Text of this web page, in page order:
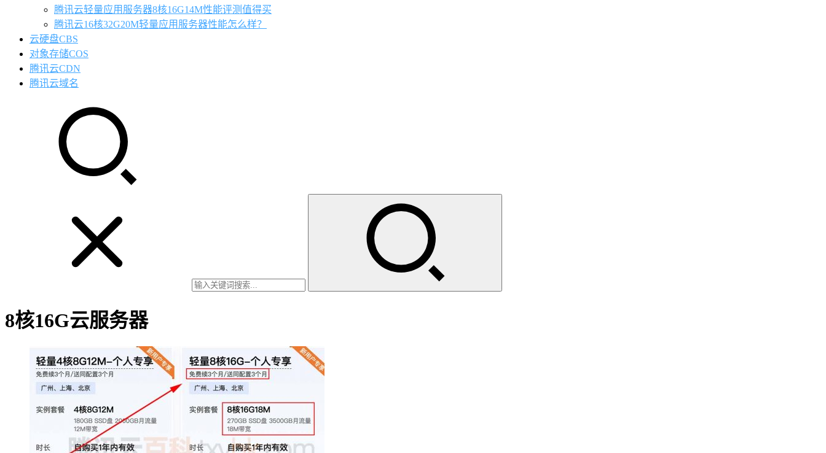
腾讯云轻量应用服务器8核16G14M性能评测值得买
腾讯云16核32G20M轻量应用服务器性能怎么样？
云硬盘CBS
对象存储COS
腾讯云CDN
腾讯云域名
8核16G云服务器